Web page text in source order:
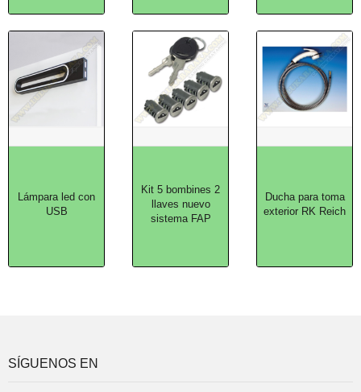
Lámpara led con
USB
Kit 5 bombines 2
llaves nuevo
sistema FAP
Ducha para toma
exterior RK Reich
SÍGUENOS EN